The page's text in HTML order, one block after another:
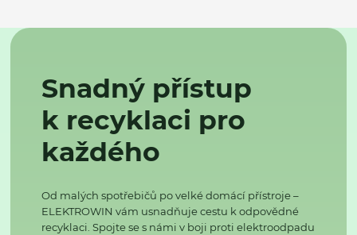
Snadný přístup
k recyklaci pro
každého
Od malých spotřebičů po velké domácí přístroje –
ELEKTROWIN vám usnadňuje cestu k odpovědné
recyklaci. Spojte se s námi v boji proti elektroodpadu